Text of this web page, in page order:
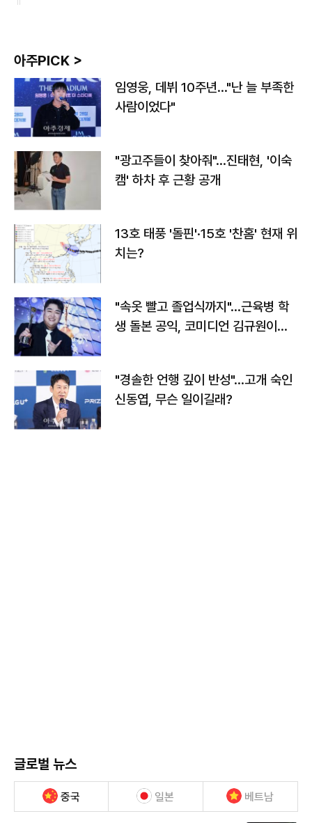
아주PICK >
임영웅, 데뷔 10주년…"난 늘 부족한
사람이었다"
"광고주들이 찾아줘"…진태현, '이숙
캠' 하차 후 근황 공개
13호 태풍 '돌핀'·15호 '찬홈' 현재 위
치는?
"속옷 빨고 졸업식까지"…근육병 학
생 돌본 공익, 코미디언 김규원이었
"경솔한 언행 깊이 반성"…고개 숙인
신동엽, 무슨 일이길래?
글로벌 뉴스
중국 일본 베트남